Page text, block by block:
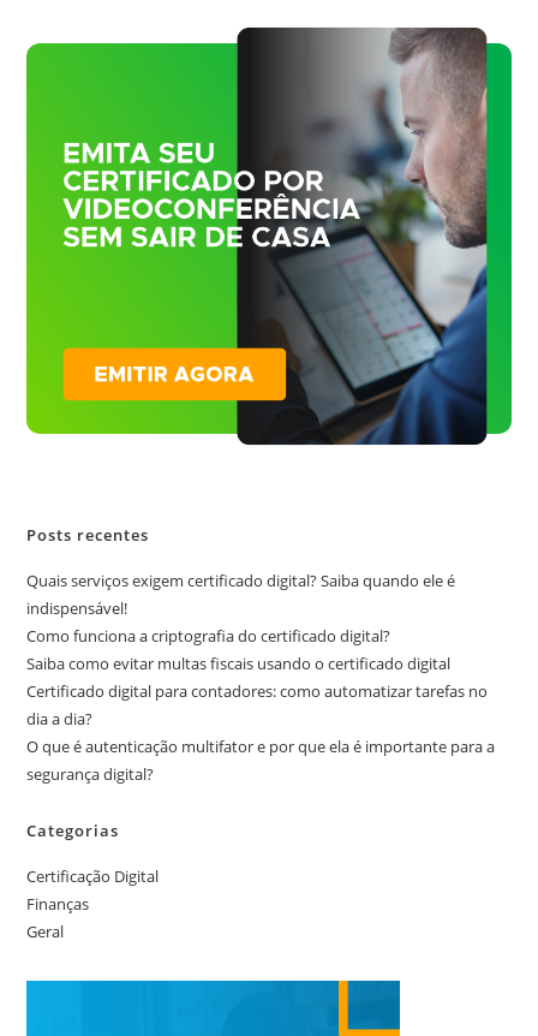
Posts recentes
Quais serviços exigem certificado digital? Saiba quando ele é
indispensável!
Como funciona a criptografia do certificado digital?
Saiba como evitar multas fiscais usando o certificado digital
Certificado digital para contadores: como automatizar tarefas no
dia a dia?
O que é autenticação multifator e por que ela é importante para a
segurança digital?
Categorias
Certificação Digital
Finanças
Geral